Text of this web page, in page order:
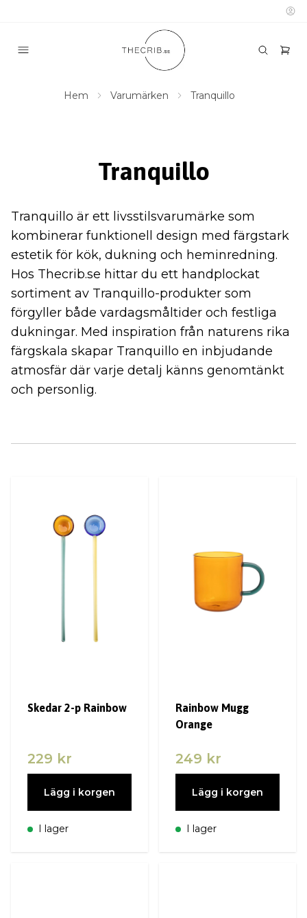
Hem Varumärken Tranquillo
Tranquillo
Tranquillo är ett livsstilsvarumärke som
kombinerar funktionell design med färgstark
estetik för kök, dukning och heminredning.
Hos Thecrib.se hittar du ett handplockat
sortiment av Tranquillo-produkter som
förgyller både vardagsmåltider och festliga
dukningar. Med inspiration från naturens rika
färgskala skapar Tranquillo en inbjudande
atmosfär där varje detalj känns genomtänkt
och personlig.
Skedar 2-p Rainbow
229 kr
Lägg i korgen
I lager
Rainbow Mugg
Orange
249 kr
Lägg i korgen
I lager